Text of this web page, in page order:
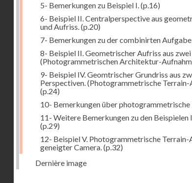
5- Bemerkungen zu Beispiel I.(p.16)
6- Beispiel II. Centralperspective aus
und Aufriss.(p.20)
7- Bemerkungen zu der combinirten Aufgabe
8- Beispiel II. Geometrischer Aufriss aus
(Photogrammetrischen Architektur-
9- Beispiel IV. Geomtrischer Grundriss aus
Perspectiven. (Photogrammetrische Terrain-
(p.24)
10- Bemerkungen über photogrammetrische
11- Weitere Bemerkungen zu den Beispielen
(p.29)
12- Beispiel V. Photogrammetrische
geneigter Camera.(p.32)
Dernière image